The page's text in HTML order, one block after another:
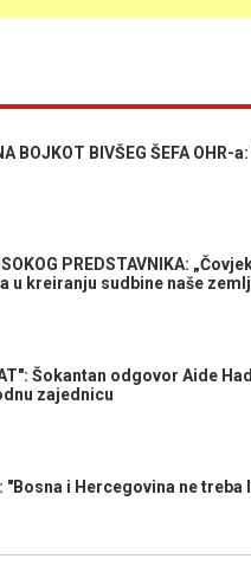
BOJKOT BIVŠEG ŠEFA
PREDSTAVNIKA:
kreiranju sudbine naše
Šokantan odgovor Aide
zajednicu
"Bosna i Hercegovina ne